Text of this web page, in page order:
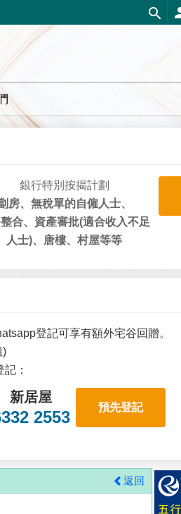
銀行特別按揭計劃
房、無稅單的自僱人士、
合、資產審批(適合收入不足
人士)、唐樓、村屋等等
登記可享有額外宅谷回贈。
)
：
新居屋
2553
預先登記
返回